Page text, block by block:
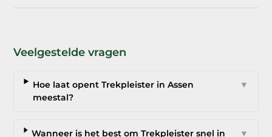
Veelgestelde vragen
Hoe laat opent Trekpleister in Assen
meestal?
▼
Wanneer is het best om Trekpleister snel in
▼